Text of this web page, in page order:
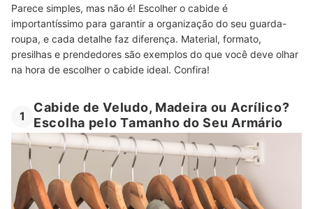
Parece simples, mas não é! Escolher o cabide é
importantíssimo para garantir a organização do seu guarda-
roupa, e cada detalhe faz diferença. Material, formato,
presilhas e prendedores são exemplos do que você deve olhar
na hora de escolher o cabide ideal. Confira!
1
Cabide de Veludo, Madeira ou Acrílico?
Escolha pelo Tamanho do Seu Armário